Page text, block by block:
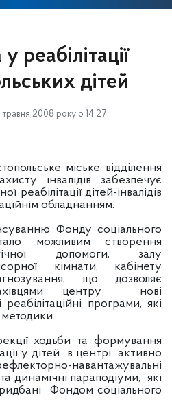
реабілітації
дітей
травня 2008 року о 14:27
міське відділення
інвалідів забезпечує
реабілітації дітей-інвалідів
обладнанням.
Фонду соціального
можливим створення
допомоги, залу
кімнати, кабінету
що дозволяє
центру нові
програми, які
ходьби та формування
у дітей в центрі активно
навантажувальні
динамічні параподіуми, які
Фондом соціального